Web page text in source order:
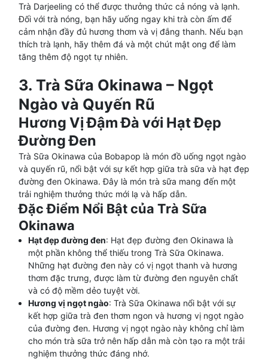
Trà Darjeeling có thể được thưởng thức cả nóng và lạnh.
Đối với trà nóng, bạn hãy uống ngay khi trà còn ấm để
cảm nhận đầy đủ hương thơm và vị đắng thanh. Nếu bạn
thích trà lạnh, hãy thêm đá và một chút mật ong để làm
tăng thêm độ ngọt tự nhiên.
3. Trà Sữa Okinawa – Ngọt
Ngào và Quyến Rũ
Hương Vị Đậm Đà với Hạt Đẹp
Đường Đen
Trà Sữa Okinawa của Bobapop là món đồ uống ngọt ngào
và quyến rũ, nổi bật với sự kết hợp giữa trà sữa và hạt đẹp
đường đen Okinawa. Đây là món trà sữa mang đến một
trải nghiệm thưởng thức mới lạ và hấp dẫn.
Đặc Điểm Nổi Bật của Trà Sữa
Okinawa
Hạt đẹp đường đen: Hạt đẹp đường đen Okinawa là
một phần không thể thiếu trong Trà Sữa Okinawa.
Những hạt đường đen này có vị ngọt thanh và hương
thơm đặc trưng, được làm từ đường đen nguyên chất
và có độ mềm dẻo tuyệt vời.
Hương vị ngọt ngào: Trà Sữa Okinawa nổi bật với sự
kết hợp giữa trà đen thơm ngon và hương vị ngọt ngào
của đường đen. Hương vị ngọt ngào này không chỉ làm
cho món trà sữa trở nên hấp dẫn mà còn tạo ra một trải
nghiệm thưởng thức đáng nhớ.